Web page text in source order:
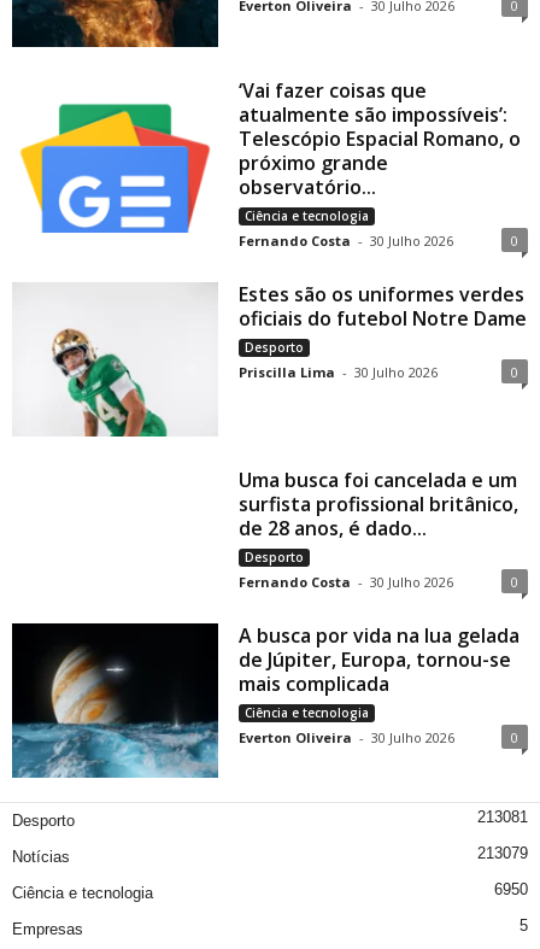
Everton Oliveira - 30 Julho 2026 0
‘Vai fazer coisas que
atualmente são impossíveis’:
Telescópio Espacial Romano, o
próximo grande
observatório...
Ciência e tecnologia
Fernando Costa - 30 Julho 2026 0
Estes são os uniformes verdes
oficiais do futebol Notre Dame
Desporto
Priscilla Lima - 30 Julho 2026 0
Uma busca foi cancelada e um
surfista profissional britânico,
de 28 anos, é dado...
Desporto
Fernando Costa - 30 Julho 2026 0
A busca por vida na lua gelada
de Júpiter, Europa, tornou-se
mais complicada
Ciência e tecnologia
Everton Oliveira - 30 Julho 2026 0
Desporto 213081
Notícias 213079
Ciência e tecnologia 6950
Empresas 5